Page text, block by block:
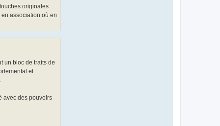
originales
association où en
un bloc de traits de
et
avec des pouvoirs